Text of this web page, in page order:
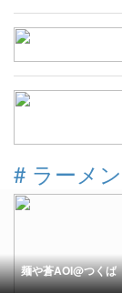
# ラーメン
麺や蒼AOI@つくば